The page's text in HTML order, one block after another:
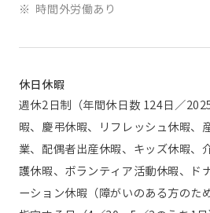
※ 時間外労働あり
休日休暇
週休2日制（年間休日数 124日／
暇、慶弔休暇、リフレッシュ休暇、
業、配偶者出産休暇、キッズ休暇、
護休暇、ボランティア活動休暇、ド
ーション休暇（障がいのある方のた